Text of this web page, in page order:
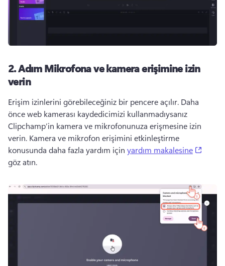
2. AdımMikrofona ve kamera erişimine izin
verin
Erişim izinlerini görebileceğiniz bir pencere açılır. Daha
önce web kamerası kaydedicimizi kullanmadıysanız
Clipchamp’in kamera ve mikrofonunuza erişmesine izin
verin. Kamera ve mikrofon erişimini etkinleştirme
konusunda daha fazla yardım için yardım makalesine
göz atın.